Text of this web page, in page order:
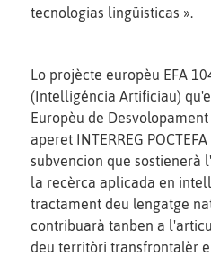
tecnologias lingüisticas ».
Lo projècte europèu EFA
(Intelligéncia Artificiau)
Europèu de
aperet INTERREG
subvencion que sostienerà
la recèrca aplicada en
tractament deu lengatge
contribuarà tanben a
deu territòri transfrontalèr